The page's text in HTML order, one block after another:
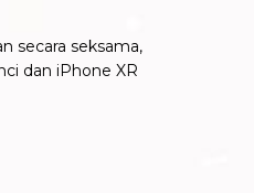
secara seksama,
dan iPhone XR